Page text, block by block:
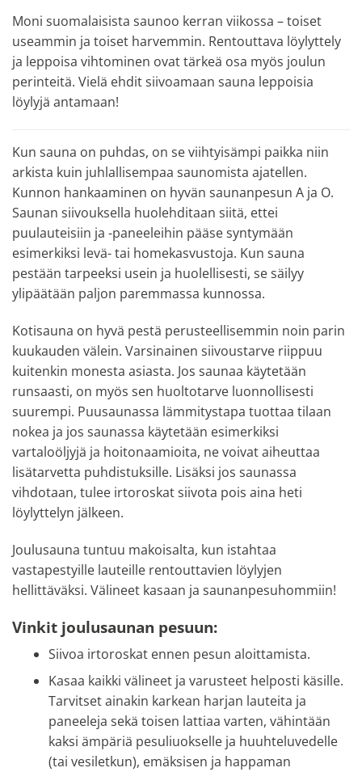
Moni suomalaisista saunoo kerran viikossa – toiset
useammin ja toiset harvemmin. Rentouttava löylyttely
ja leppoisa vihtominen ovat tärkeä osa myös joulun
perinteitä. Vielä ehdit siivoamaan sauna leppoisia
löylyjä antamaan!
Kun sauna on puhdas, on se viihtyisämpi paikka niin
arkista kuin juhlallisempaa saunomista ajatellen.
Kunnon hankaaminen on hyvän saunanpesun A ja O.
Saunan siivouksella huolehditaan siitä, ettei
puulauteisiin ja -paneeleihin pääse syntymään
esimerkiksi levä- tai homekasvustoja. Kun sauna
pestään tarpeeksi usein ja huolellisesti, se säilyy
ylipäätään paljon paremmassa kunnossa.
Kotisauna on hyvä pestä perusteellisemmin noin parin
kuukauden välein. Varsinainen siivoustarve riippuu
kuitenkin monesta asiasta. Jos saunaa käytetään
runsaasti, on myös sen huoltotarve luonnollisesti
suurempi. Puusaunassa lämmitystapa tuottaa tilaan
nokea ja jos saunassa käytetään esimerkiksi
vartaloöljyjä ja hoitonaamioita, ne voivat aiheuttaa
lisätarvetta puhdistuksille. Lisäksi jos saunassa
vihdotaan, tulee irtoroskat siivota pois aina heti
löylyttelyn jälkeen.
Joulusauna tuntuu makoisalta, kun istahtaa
vastapestyille lauteille rentouttavien löylyjen
hellittäväksi. Välineet kasaan ja saunanpesuhommiin!
Vinkit joulusaunan pesuun:
Siivoa irtoroskat ennen pesun aloittamista.
Kasaa kaikki välineet ja varusteet helposti käsille.
Tarvitset ainakin karkean harjan lauteita ja
paneeleja sekä toisen lattiaa varten, vähintään
kaksi ämpäriä pesuliuokselle ja huuhteluvedelle
(tai vesiletkun), emäksisen ja happaman